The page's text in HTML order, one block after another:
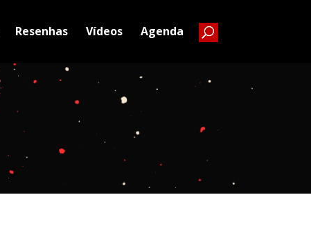
Resenhas Vídeos Agenda